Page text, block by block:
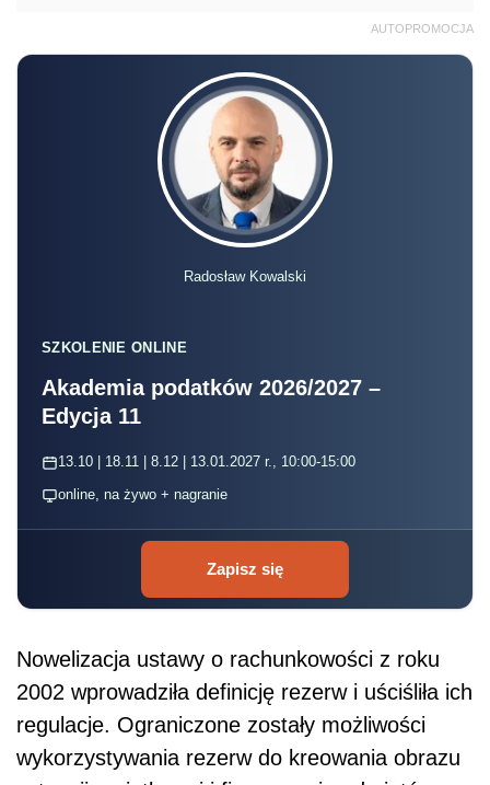
AUTOPROMOCJA
Radosław Kowalski
SZKOLENIE ONLINE
Akademia podatków 2026/2027 –
Edycja 11
13.10 | 18.11 | 8.12 | 13.01.2027 r., 10:00-15:00
online, na żywo + nagranie
Zapisz się
Nowelizacja ustawy o rachunkowości z roku
2002 wprowadziła definicję rezerw i uściśliła ich
regulacje. Ograniczone zostały możliwości
wykorzystywania rezerw do kreowania obrazu